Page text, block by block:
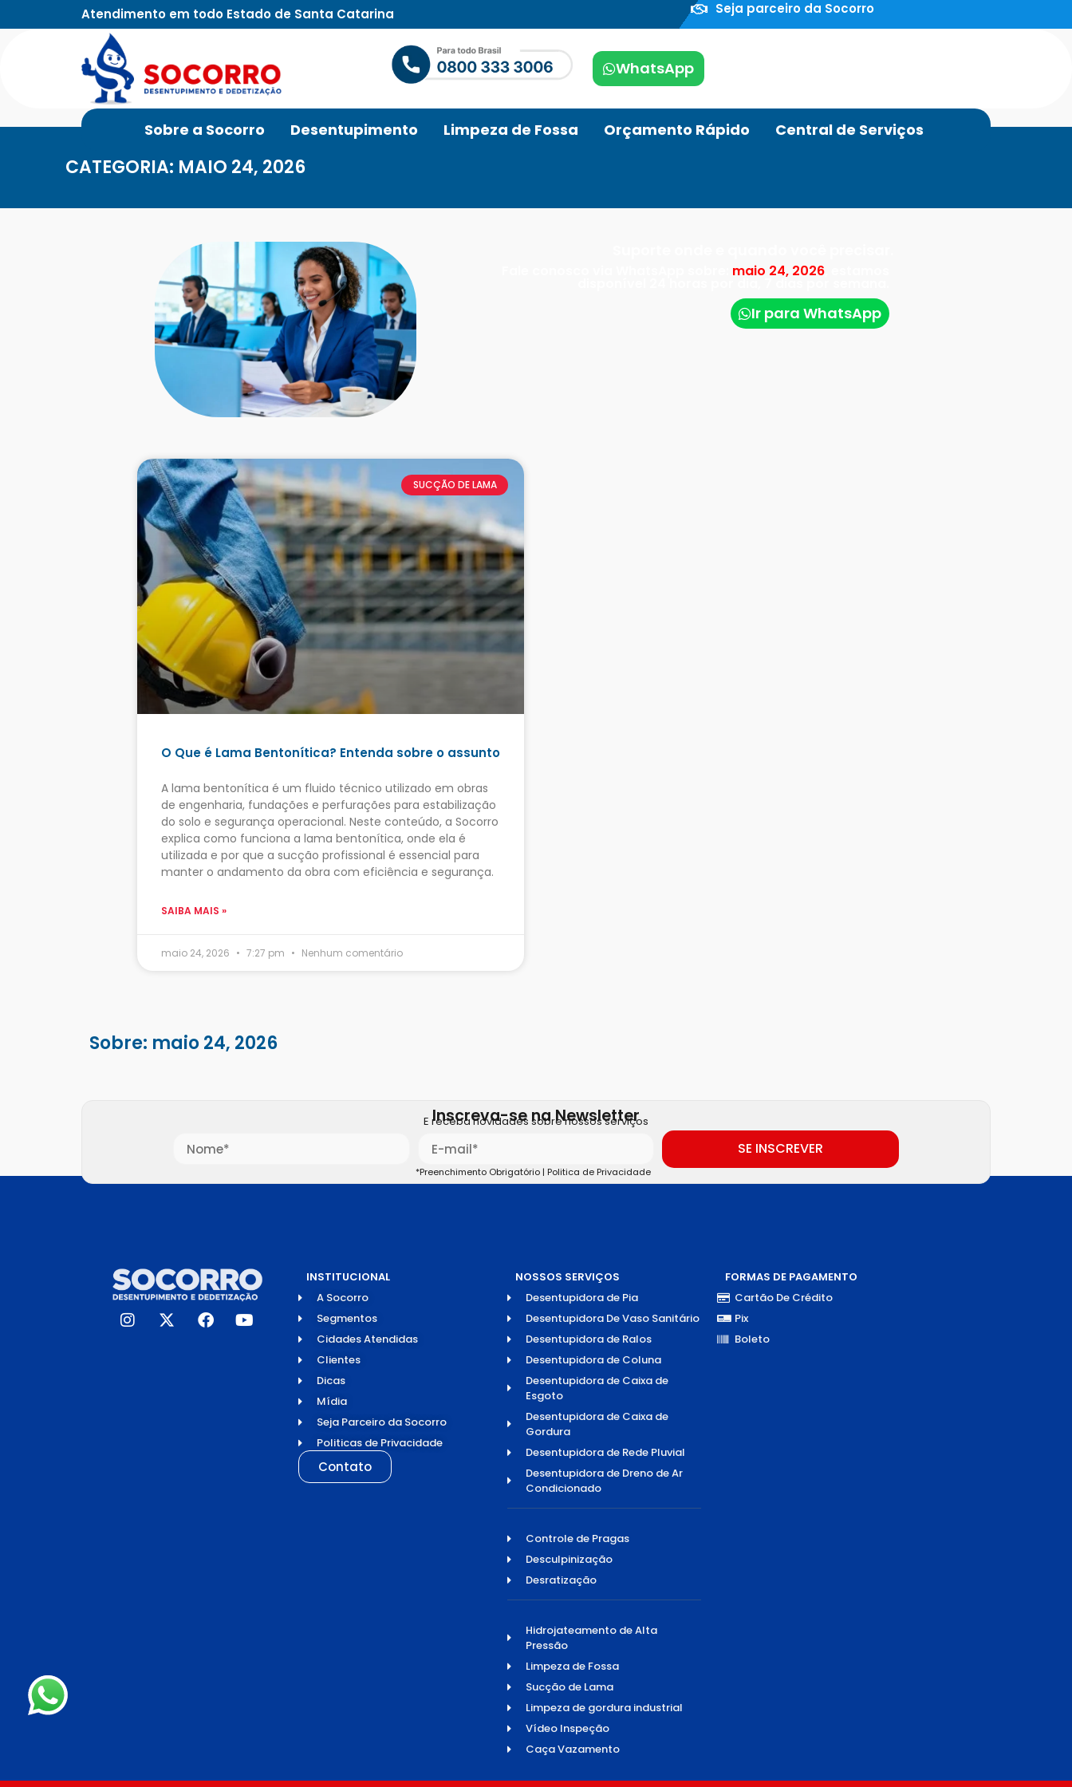
Atendimento em todo Estado de Santa Catarina Seja parceiro da Socorro
WhatsApp
Sobre a Socorro Desentupimento Limpeza de Fossa Orçamento Rápido Central de Serviços
CATEGORIA: MAIO 24, 2026
maio 24, 2026, estamos
Ir para WhatsApp
SUCÇÃO DE LAMA
O Que é Lama Bentonítica? Entenda sobre o assunto
A lama bentonítica é um fluido técnico utilizado em obras
de engenharia, fundações e perfurações para estabilização
do solo e segurança operacional. Neste conteúdo, a Socorro
explica como funciona a lama bentonítica, onde ela é
utilizada e por que a sucção profissional é essencial para
manter o andamento da obra com eficiência e segurança.
SAIBA MAIS »
maio 24, 2026 7:27 pm Nenhum comentário
Sobre: maio 24, 2026
Inscreva-se na Newsletter
E receba novidades sobre nossos serviços
SE INSCREVER
*Preenchimento Obrigatório | Politica de Privacidade
INSTITUCIONAL
A Socorro
Segmentos
Cidades Atendidas
Clientes
Dicas
Mídia
Seja Parceiro da Socorro
Politicas de Privacidade
Contato
NOSSOS SERVIÇOS
Desentupidora de Pia
Desentupidora De Vaso Sanitário
Desentupidora de Ralos
Desentupidora de Coluna
Desentupidora de Caixa de
Esgoto
Desentupidora de Caixa de
Gordura
Desentupidora de Rede Pluvial
Desentupidora de Dreno de Ar
Condicionado
Controle de Pragas
Desculpinização
Desratização
Hidrojateamento de Alta
Pressão
Limpeza de Fossa
Sucção de Lama
Limpeza de gordura industrial
Vídeo Inspeção
Caça Vazamento
FORMAS DE PAGAMENTO
Cartão De Crédito
Pix
Boleto